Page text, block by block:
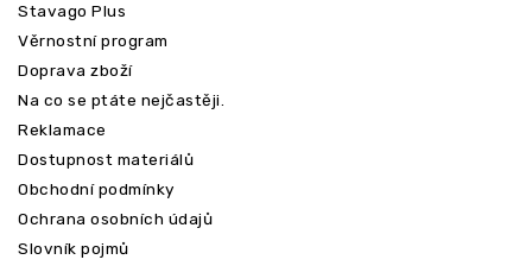
Stavago Plus
Věrnostní program
Doprava zboží
Na co se ptáte nejčastěji.
Reklamace
Dostupnost materiálů
Obchodní podmínky
Ochrana osobních údajů
Slovník pojmů